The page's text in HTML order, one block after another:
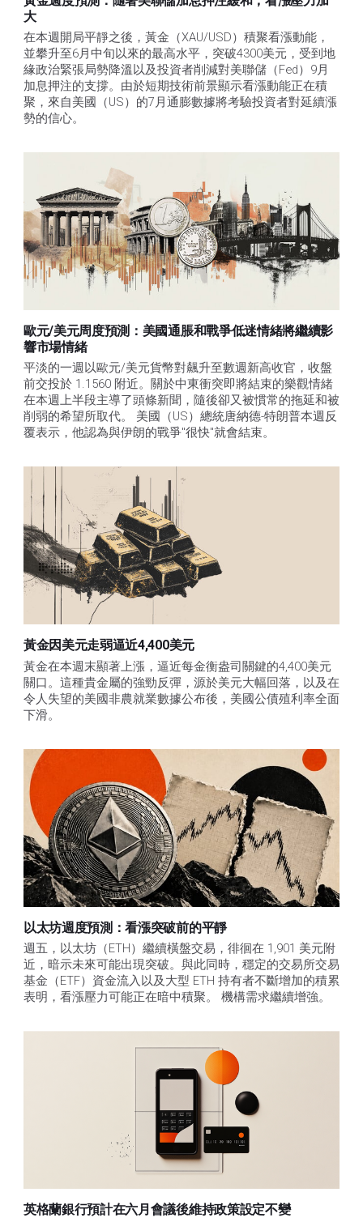
大
在本週開局平靜之後，黃金（XAU/USD）積聚看漲動能，
並攀升至6月中旬以來的最高水平，突破4300美元，受到地
緣政治緊張局勢降溫以及投資者削減對美聯儲（Fed）9月
加息押注的支撐。由於短期技術前景顯示看漲動能正在積
聚，來自美國（US）的7月通膨數據將考驗投資者對延續漲
勢的信心。
歐元/美元周度預測：美國通脹和戰爭低迷情緒將繼續影
響市場情緒
平淡的一週以歐元/美元貨幣對飆升至數週新高收官，收盤
前交投於 1.1560 附近。關於中東衝突即將結束的樂觀情緒
在本週上半段主導了頭條新聞，隨後卻又被慣常的拖延和被
削弱的希望所取代。 美國（US）總統唐納德-特朗普本週反
覆表示，他認為與伊朗的戰爭"很快"就會結束。
黃金因美元走弱逼近4,400美元
黃金在本週末顯著上漲，逼近每金衡盎司關鍵的4,400美元
關口。這種貴金屬的強勁反彈，源於美元大幅回落，以及在
令人失望的美國非農就業數據公布後，美國公債殖利率全面
下滑。
以太坊週度預測：看漲突破前的平靜
週五，以太坊（ETH）繼續橫盤交易，徘徊在 1,901 美元附
近，暗示未來可能出現突破。與此同時，穩定的交易所交易
基金（ETF）資金流入以及大型 ETH 持有者不斷增加的積累
表明，看漲壓力可能正在暗中積聚。 機構需求繼續增強。
英格蘭銀行預計在六月會議後維持政策設定不變